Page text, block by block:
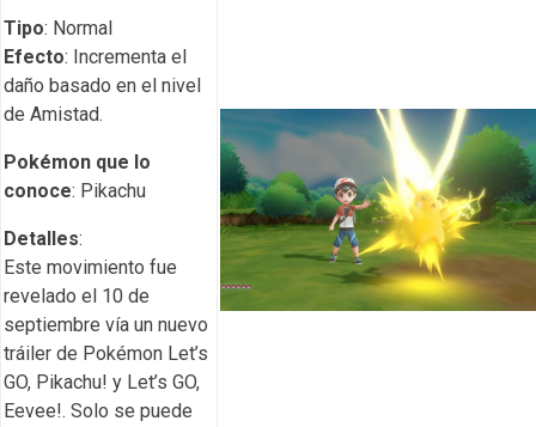
Tipo: Normal
Efecto: Incrementa el
daño basado en el nivel
de Amistad.
Pokémon que lo
conoce: Pikachu
Detalles:
Este movimiento fue
revelado el 10 de
septiembre vía un nuevo
tráiler de Pokémon Let’s
GO, Pikachu! y Let’s GO,
Eevee!. Solo se puede